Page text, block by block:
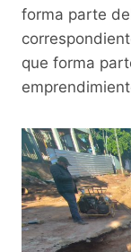
forma parte
que forma